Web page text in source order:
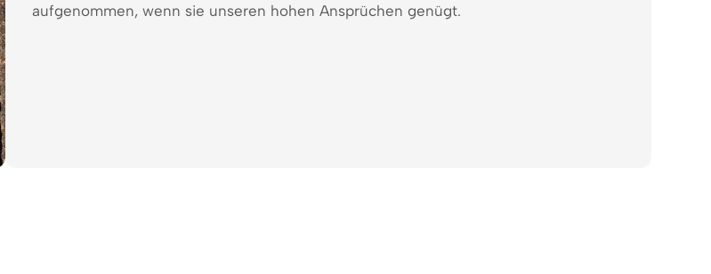
aufgenommen, wenn sie unseren hohen Ansprüchen genügt.